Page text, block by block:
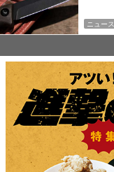
ニュース